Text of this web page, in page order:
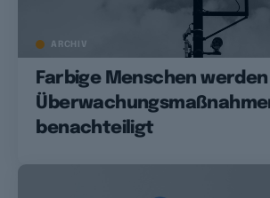
ARCHIV
Farbige Menschen
benachteiligt